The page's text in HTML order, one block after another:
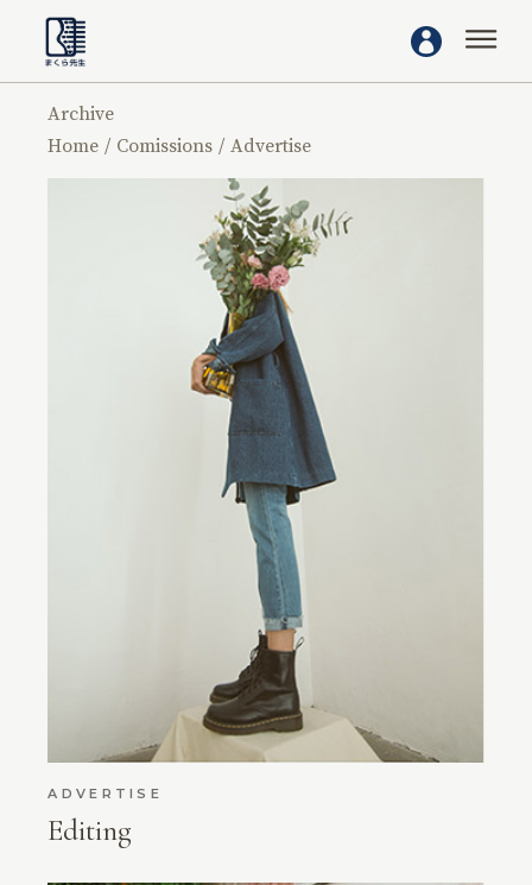
Archive
Home
Comissions Advertise
ADVERTISE
Editing